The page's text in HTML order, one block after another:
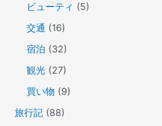
ビューティ (5)
交通 (16)
宿泊 (32)
観光(27)
買い物 (9)
旅行記(88)